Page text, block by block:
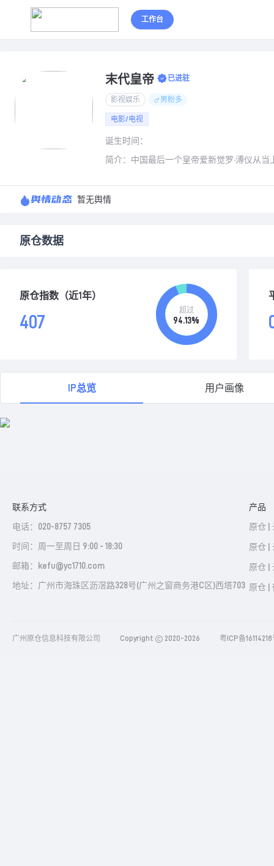
工作台
末代皇帝 已进驻
影视娱乐 男粉多
电影/电视
诞生时间：
简介：中国最后一个皇帝爱新觉罗·溥仪从
舆情动态 暂无舆情
原仓数据
原仓指数（近1年）
407
超过
94.13%
IP总览 用户画像
联系方式
电话：020-8757 7305
时间：周一至周日 9:00 - 18:30
邮箱：kefu@yc1710.com
地址：广州市海珠区沥滘路328号(广州之窗商务港C区)西塔703
产品
原仓 |
原仓 |
原仓 |
原仓 |
广州原仓信息科技有限公司 Copyright 2020-2026 粤ICP备